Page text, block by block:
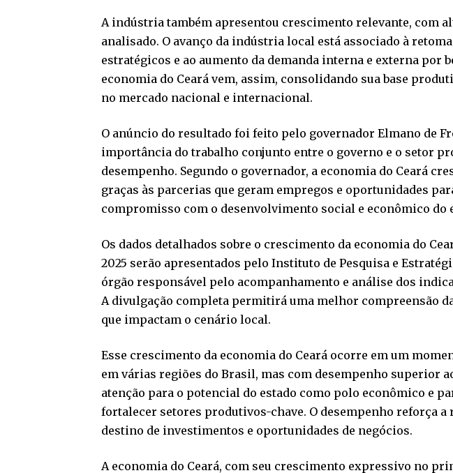
A indústria também apresentou crescimento relevante, com
analisado. O avanço da indústria local está associado à
estratégicos e ao aumento da demanda interna e externa por
economia do Ceará vem, assim, consolidando sua base
no mercado nacional e internacional.
O anúncio do resultado foi feito pelo governador Elmano de
importância do trabalho conjunto entre o governo e o setor
desempenho. Segundo o governador, a economia do Ceará
graças às parcerias que geram empregos e oportunidades
compromisso com o desenvolvimento social e econômico do
Os dados detalhados sobre o crescimento da economia do
2025 serão apresentados pelo Instituto de Pesquisa e
órgão responsável pelo acompanhamento e análise dos
A divulgação completa permitirá uma melhor compreensão
que impactam o cenário local.
Esse crescimento da economia do Ceará ocorre em um
em várias regiões do Brasil, mas com desempenho superior
atenção para o potencial do estado como polo econômico e
fortalecer setores produtivos-chave. O desempenho reforça a
destino de investimentos e oportunidades de negócios.
A economia do Ceará, com seu crescimento expressivo no